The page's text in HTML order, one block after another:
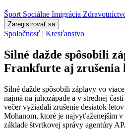
Šport Sociálne Imigrácia
Zaregistrovať sa
Spoločnosť | Kresťanstvo
Silné dažde spôsobili
Frankfurte aj zrušenia
Silné dažde spôsobili záplavy vo
najmä na juhozápade a v strednej
večer vyžiadali zrušenie desiatok
Mohanom, ktoré je najvyťaženejším
základe štvrtkovej správy agentúry AP.